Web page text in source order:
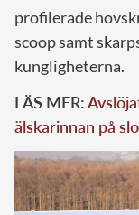
profilerade
scoop samt
kungligheterna.
LÄS MER:
älskarinnan på